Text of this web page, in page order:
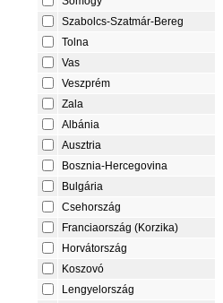
Szabolcs-Szatmár-Bereg
Tolna
Vas
Veszprém
Zala
Albánia
Ausztria
Bosznia-Hercegovina
Bulgária
Csehország
Franciaország (Korzika)
Horvátország
Koszovó
Lengyelország